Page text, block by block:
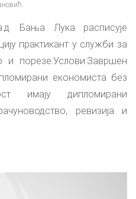
Бања Лука расписује
практикант у служби за
и порезе.Услови:Завршен
економиста без
имају дипломирани
ревизија и